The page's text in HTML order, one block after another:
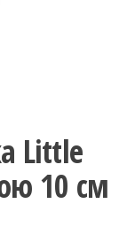
Little
10 см